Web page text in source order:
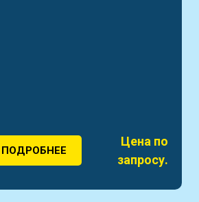
ПОДРОБНЕЕ
Цена по
запросу.